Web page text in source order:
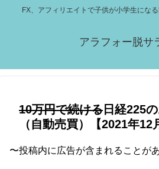
FX、アフィリエイトで子供が小学生にな
アラフォー脱サ
10万円で続ける 日経225
（自動売買）【2021年12
〜投稿内に広告が含まれることが